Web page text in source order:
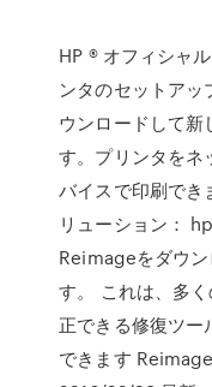
HP ® オフィシャ
ンタのセットア
ウンロードして新
す。プリンタをネ
バイスで印刷でき
リューション：
Reimageをダウ
す。 これは、多
正できる修復ツー
できます